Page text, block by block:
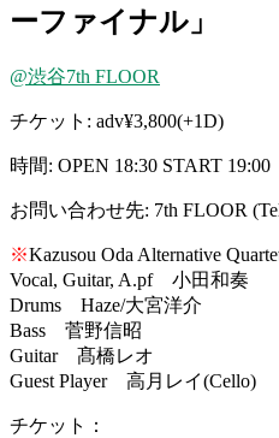
ーファイナル」
@渋谷7th FLOOR
チケット: adv¥3,800(+1D)
時間: OPEN 18:30 START 19:00
お問い合わせ先: 7th FLOOR
※Kazusou Oda Alternative
Vocal, Guitar, A.pf 小田和奏
Drums Haze/大宮洋介
Bass 菅野信昭
Guitar 髙橋レオ
Guest Player 高月レイ(Cello)
チケット：